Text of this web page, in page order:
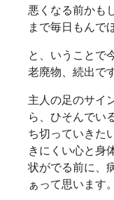
悪くなる前かも
まで毎日もんで
と、いうことで
老廃物、続出で
主人の足のサイ
ら、ひそんでい
ち切っていきた
きにくい心と身
状がでる前に、
ぁって思います。